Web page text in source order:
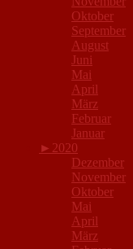
Oktober
September
August
Juni
Mai
April
März
Februar
Januar
► 2020
Dezember
November
Oktober
Mai
April
März